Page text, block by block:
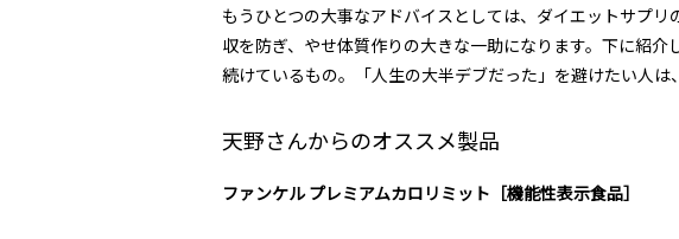
もうひとつの大事なアドバイスとしては、ダイエットサプ
収を防ぎ、やせ体質作りの大きな一助になります。下に紹
続けているもの。「人生の大半デブだった」を避けたい人は
天野さんからのオススメ製品
ファンケル プレミアムカロリミット［機能性表示食品］